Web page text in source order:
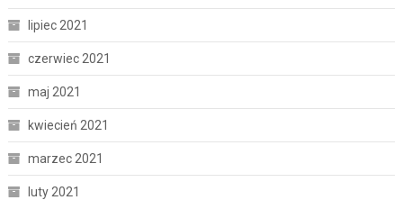
lipiec 2021
czerwiec 2021
maj 2021
kwiecień 2021
marzec 2021
luty 2021